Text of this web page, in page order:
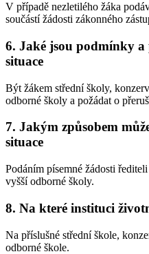
V případě nezletilého žáka
součástí žádosti zákonného
6. Jaké jsou podmínky
situace
Být žákem střední školy,
odborné školy a požádat o
7. Jakým způsobem
situace
Podáním písemné žádosti
vyšší odborné školy.
8. Na které instituci
Na příslušné střední škole,
odborné škole.